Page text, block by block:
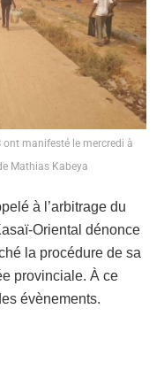
ont manifesté le mercredi à
Mathias Kabeya
à l’arbitrage du
Oriental dénonce
la procédure de sa
provinciale. À ce
évènements.